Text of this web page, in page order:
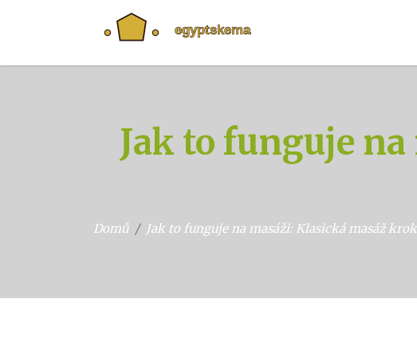
Jak to funguje
Domů Jak to funguje na masáži: Klasická masáž